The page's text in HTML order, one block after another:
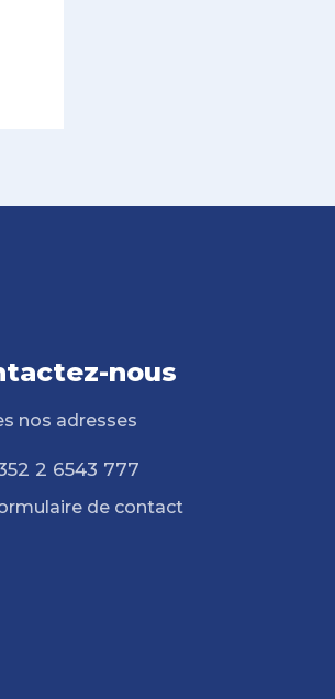
nous
nos adresses
2 6543 777
de contact